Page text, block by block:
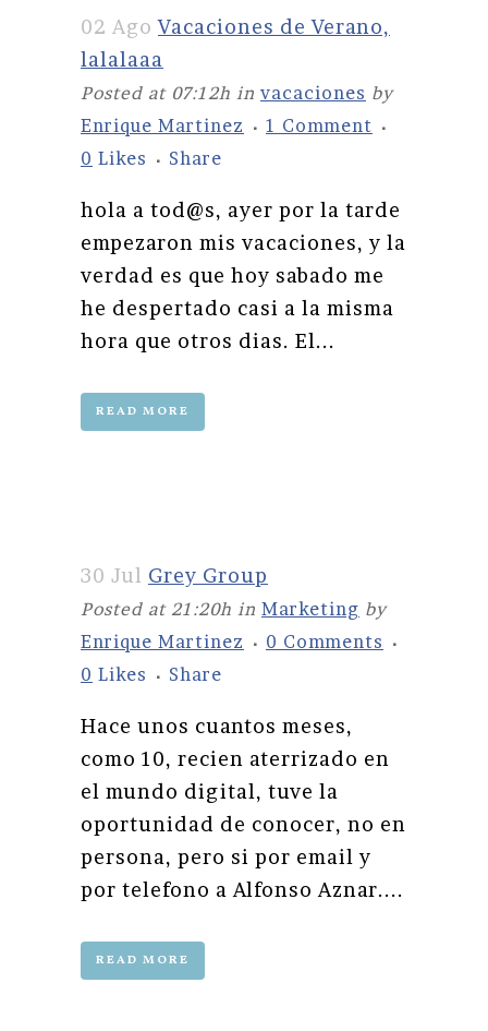
02 Ago Vacaciones de Verano,
lalalaaa
Posted at 07:12h in vacaciones by
Enrique Martinez
1 Comment
0 Likes Share
hola a tod@s, ayer por la tarde
empezaron mis vacaciones, y la
verdad es que hoy sabado me
he despertado casi a la misma
hora que otros dias. El...
READ MORE
30 Jul Grey Group
Posted at 21:20h in Marketing by
Enrique Martinez
0 Comments
0 Likes Share
Hace unos cuantos meses,
como 10, recien aterrizado en
el mundo digital, tuve la
oportunidad de conocer, no en
persona, pero si por email y
por telefono a Alfonso Aznar....
READ MORE